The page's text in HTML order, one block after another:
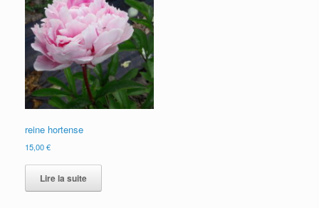
reine hortense
15,00€
Lire la suite